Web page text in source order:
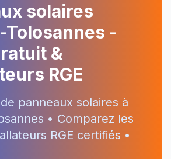
solaires
Tolosannes -
&
RGE
panneaux solaires à
• Comparez les
RGE certifiés •